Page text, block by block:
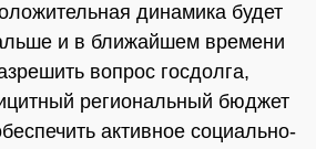
динамика будет
и в ближайшем времени
вопрос госдолга,
региональный бюджет
активное социально-